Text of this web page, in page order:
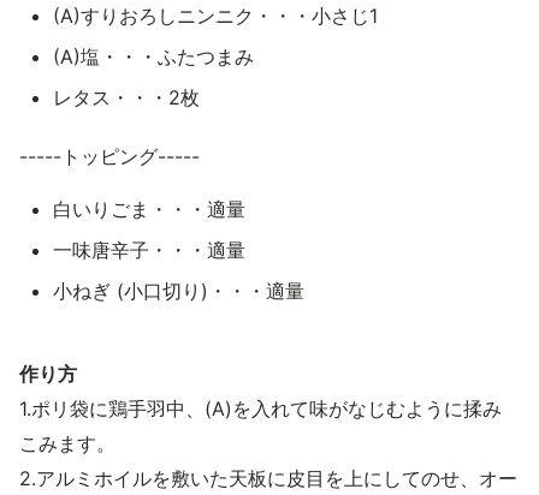
(A)すりおろしニンニク・・・小さじ1
(A)塩・・・ふたつまみ
レタス・・・2枚
-----トッピング-----
白いりごま・・・適量
一味唐辛子・・・適量
小ねぎ (小口切り)・・・適量
作り方
1.ポリ袋に鶏手羽中、(A)を入れて味がなじむように揉み
こみます。
2.アルミホイルを敷いた天板に皮目を上にしてのせ、オー